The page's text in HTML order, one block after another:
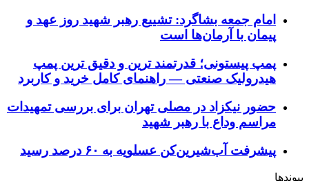
امام جمعه بشاگرد: تشییع رهبر شهید روز عهد و
پیمان با آرمان‌ها است
پمپ پیستونی؛ قدرتمند ترین و دقیق‌ ترین پمپ
هیدرولیک صنعتی — راهنمای کامل خرید و کاربرد
حضور نیکزاد در مصلی تهران برای بررسی تمهیدات
مراسم وداع با رهبر شهید
پیشرفت آب‌شیرین‌کن عسلویه به ۶۰ درصد رسید
پیوندها